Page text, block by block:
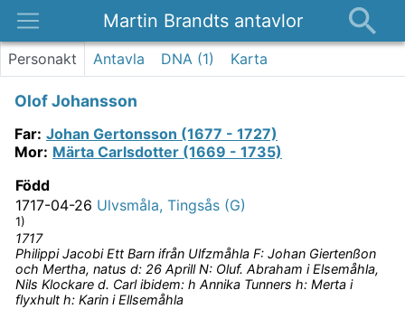
Martin Brandts antavlor
Platser
Kontakt
Personakt Antavla DNA (1) Karta
Olof Johansson
Far: Johan Gertonsson (1677 - 1727)
Mor: Märta Carlsdotter (1669 - 1735)
Född
1717-04-26 Ulvsmåla, Tingsås (G)
1)
1717
Philippi Jacobi Ett Barn ifrån Ulfzmåhla F: Johan Giertenßon
och Mertha, natus d: 26 Aprill N: Oluf. Abraham i Elsemåhla,
Nils Klockare d. Carl ibidem: h Annika Tunners h: Merta i
flyxhult h: Karin i Ellsemåhla